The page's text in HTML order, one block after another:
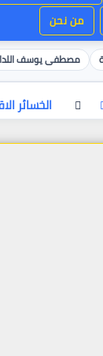
من نحن
مصطفى يوسف
الخسائر